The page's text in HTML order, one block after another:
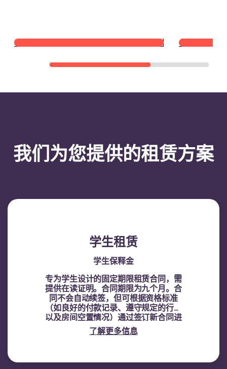
我们为您提供的租赁方案
学生租赁
学生保释金
专为学生设计的固定期限租赁合同，需
提供在读证明。合同期限为九个月。合
同不会自动续签，但可根据资格标准
（如良好的付款记录、遵守规定的行为
以及房间空置情况）通过签订新合同进
行续租。
了解更多信息